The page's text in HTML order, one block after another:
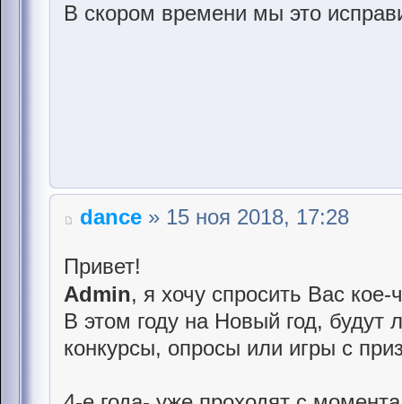
В скором времени мы это
dance » 15 ноя 2018, 17:28
Привет!
Admin, я хочу спросить Вас
В этом году на Новый год, будут
конкурсы, опросы или игры с